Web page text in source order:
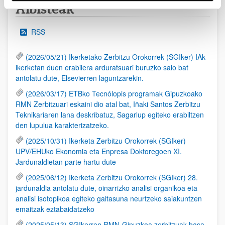
Albisteak
RSS
(2026/05/21) Ikerketako Zerbitzu Orokorrek (SGIker) IAk
ikerketan duen erabilera arduratsuari buruzko saio bat
antolatu dute, Elsevierren laguntzarekin.
(2026/03/17) ETBko Tecnólopis programak Gipuzkoako
RMN Zerbitzuari eskaini dio atal bat, Iñaki Santos Zerbitzu
Teknikariaren lana deskribatuz, Sagarlup egiteko erabiltzen
den lupulua karakterizatzeko.
(2025/10/31) Ikerketa Zerbitzu Orokorrek (SGIker)
UPV/EHUko Ekonomia eta Enpresa Doktoregoen XI.
Jardunaldietan parte hartu dute
(2025/06/12) Ikerketa Zerbitzu Orokorrek (SGIker) 28.
jardunaldia antolatu dute, oinarrizko analisi organikoa eta
analisi isotopikoa egiteko gaitasuna neurtzeko saiakuntzen
emaitzak eztabaidatzeko